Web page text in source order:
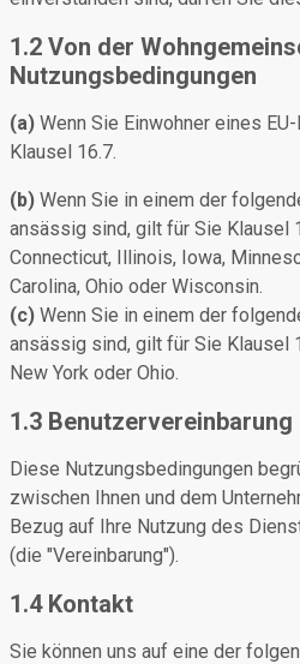
1.2 Von der
Nutzungsbedingungen
(a) Wenn Sie Einwohner eines
Klausel 16.7.
(b) Wenn Sie in einem der
ansässig sind, gilt für Sie Klausel
Connecticut, Illinois, Iowa,
Carolina, Ohio oder Wisconsin.
(c) Wenn Sie in einem der
ansässig sind, gilt für Sie Klausel
New York oder Ohio.
1.3 Benutzervereinbarung
Diese Nutzungsbedingungen
zwischen Ihnen und dem
Bezug auf Ihre Nutzung des
(die "Vereinbarung").
1.4 Kontakt
Sie können uns auf eine der